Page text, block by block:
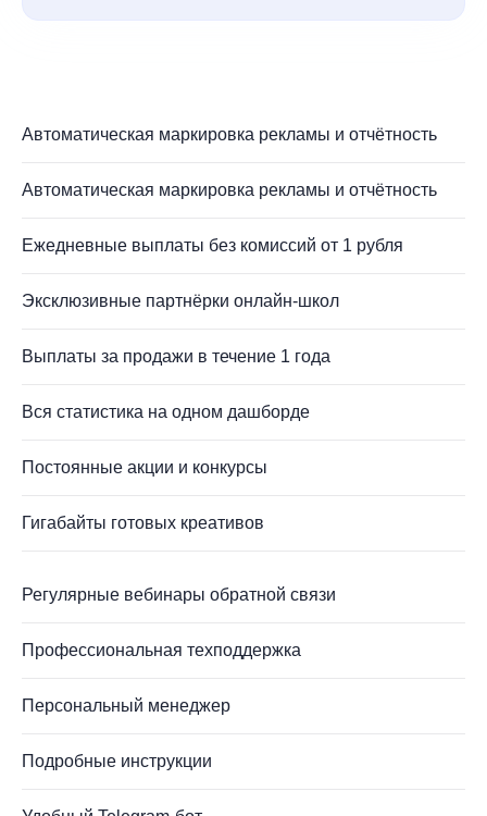
Автоматическая маркировка рекламы и отчётность
Автоматическая маркировка рекламы и отчётность
Ежедневные выплаты без комиссий от 1 рубля
Эксклюзивные партнёрки онлайн-школ
Выплаты за продажи в течение 1 года
Вся статистика на одном дашборде
Постоянные акции и конкурсы
Гигабайты готовых креативов
Регулярные вебинары обратной связи
Профессиональная техподдержка
Персональный менеджер
Подробные инструкции